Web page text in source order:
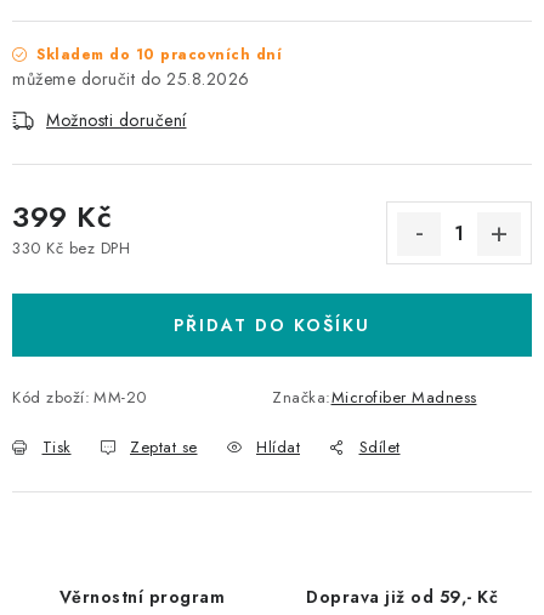
Podmínky ochrany osobních údajů
Mapa serveru
Skladem do 10 pracovních dní
25.8.2026
Možnosti doručení
399 Kč
330 Kč bez DPH
PŘIDAT DO KOŠÍKU
Kód zboží: MM-20 Značka:Microfiber Madness
Tisk Zeptat se Hlídat Sdílet
Věrnostní program Doprava již od 59,- Kč